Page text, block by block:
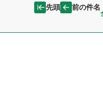
先頭 前の件名